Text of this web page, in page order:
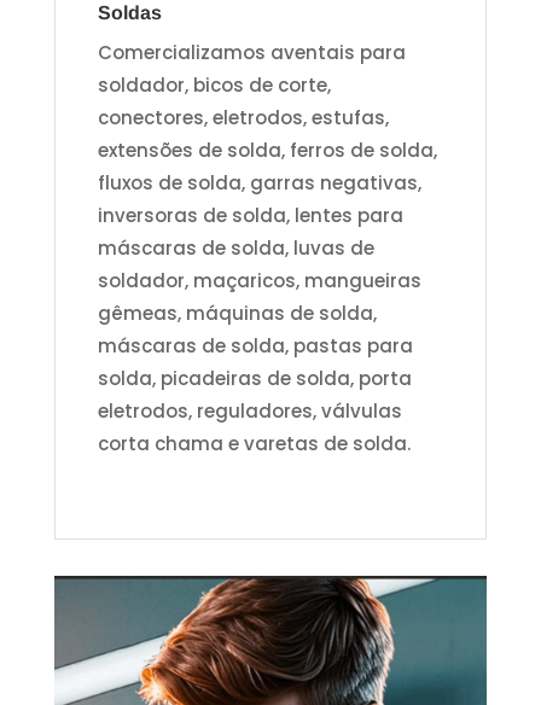
Soldas
Comercializamos aventais para
soldador, bicos de corte,
conectores, eletrodos, estufas,
extensões de solda, ferros de solda,
fluxos de solda, garras negativas,
inversoras de solda, lentes para
máscaras de solda, luvas de
soldador, maçaricos, mangueiras
gêmeas, máquinas de solda,
máscaras de solda, pastas para
solda, picadeiras de solda, porta
eletrodos, reguladores, válvulas
corta chama e varetas de solda.